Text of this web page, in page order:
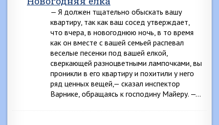
— Я должен тщательно обыскать вашу
квартиру, так как ваш сосед утверждает,
что вчера, в новогоднюю ночь, в то время
как он вместе с вашей семьей распевал
веселые песенки под вашей елкой,
сверкающей разноцветными лампочками, вы
проникли в его квартиру и похитили у него
ряд ценных вещей,— сказал инспектор
Варнике, обращаясь к господину Майеру. —…